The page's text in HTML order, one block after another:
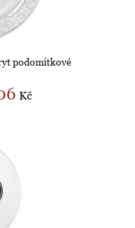
podomítkové
Kč